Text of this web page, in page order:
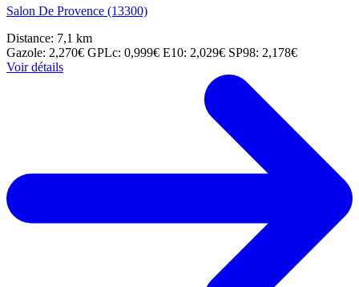
Salon De Provence (13300)
Distance: 7,1 km
Gazole: 2,270€ GPLc: 0,999€ E10: 2,029€ SP98: 2,178€
Voir détails